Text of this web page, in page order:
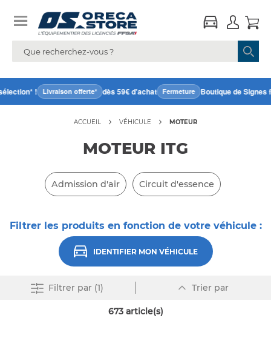
! Livraison offerte* dès 59€ d'achat Fermeture Boutique de Signes
ACCUEIL VÉHICULE MOTEUR
MOTEUR ITG
Admission d'air Circuit d'essence
Filtrer les produits en fonction de votre véhicule :
IDENTIFIER MON VÉHICULE
Supprimer tout
Filtrerpar (1) Trier par
ordre
673article(s)